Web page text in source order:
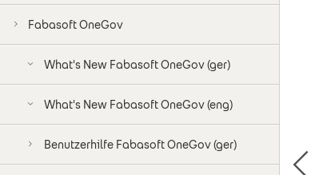
Fabasoft OneGov
What's New Fabasoft OneGov (ger)
What's New Fabasoft OneGov (eng)
Benutzerhilfe Fabasoft OneGov (ger)